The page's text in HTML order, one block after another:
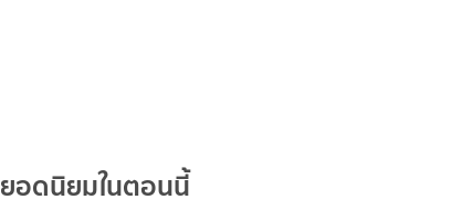
ยอดนิยมในตอนนี้